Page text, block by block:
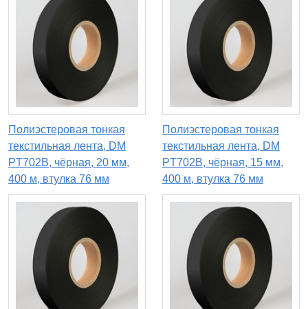
Полиэстеровая тонкая
текстильная лента, DM
PT702B, чёрная, 20 мм,
400 м, втулка 76 мм
Полиэстеровая тонкая
текстильная лента, DM
PT702B, чёрная, 15 мм,
400 м, втулка 76 мм